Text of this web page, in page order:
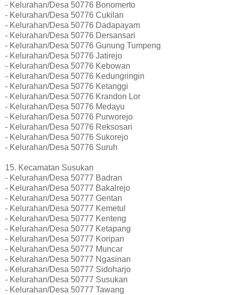
- Kelurahan/Desa 50776 Bonomerto
- Kelurahan/Desa 50776 Cukilan
- Kelurahan/Desa 50776 Dadapayam
- Kelurahan/Desa 50776 Dersansari
- Kelurahan/Desa 50776 Gunung Tumpeng
- Kelurahan/Desa 50776 Jatirejo
- Kelurahan/Desa 50776 Kebowan
- Kelurahan/Desa 50776 Kedungringin
- Kelurahan/Desa 50776 Ketanggi
- Kelurahan/Desa 50776 Krandon Lor
- Kelurahan/Desa 50776 Medayu
- Kelurahan/Desa 50776 Purworejo
- Kelurahan/Desa 50776 Reksosari
- Kelurahan/Desa 50776 Sukorejo
- Kelurahan/Desa 50776 Suruh
15. Kecamatan Susukan
- Kelurahan/Desa 50777 Badran
- Kelurahan/Desa 50777 Bakalrejo
- Kelurahan/Desa 50777 Gentan
- Kelurahan/Desa 50777 Kemetul
- Kelurahan/Desa 50777 Kenteng
- Kelurahan/Desa 50777 Ketapang
- Kelurahan/Desa 50777 Koripan
- Kelurahan/Desa 50777 Muncar
- Kelurahan/Desa 50777 Ngasinan
- Kelurahan/Desa 50777 Sidoharjo
- Kelurahan/Desa 50777 Susukan
- Kelurahan/Desa 50777 Tawang